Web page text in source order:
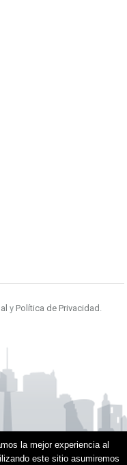
y Política de Privacidad .
la mejor experiencia al
este sitio asumiremos